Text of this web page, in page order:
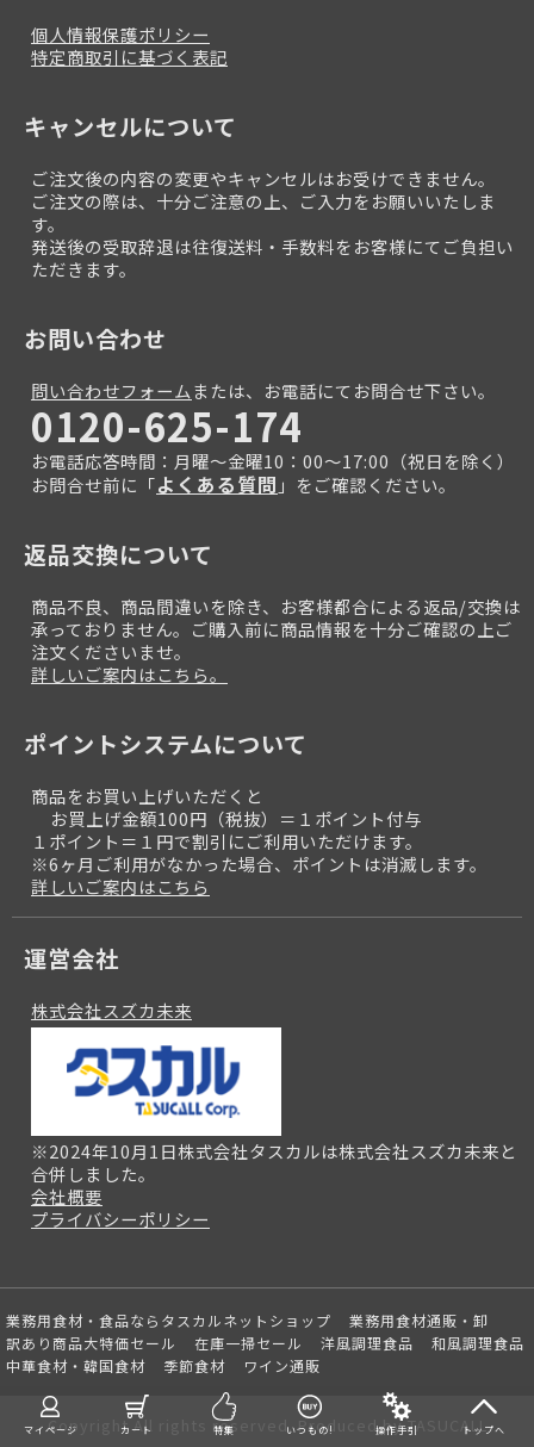
マイページ カート 特集 いつもの! 操作手引 トップへ
個人情報保護ポリシー
特定商取引に基づく表記
キャンセルについて
ご注文後の内容の変更やキャンセルはお受けできません。
ご注文の際は、十分ご注意の上、ご入力をお願いいたしま
す。
発送後の受取辞退は往復送料・手数料をお客様にてご負担い
ただきます。
お問い合わせ
問い合わせフォームまたは、お電話にてお問合せ下さい。
0120-625-174
お電話応答時間：月曜～金曜10：00～17:00（祝日を除く）
お問合せ前に「よくある質問 」をご確認ください。
返品交換について
商品不良、商品間違いを除き、お客様都合による返品/交換は
承っておりません。ご購入前に商品情報を十分ご確認の上ご
注文くださいませ。
詳しいご案内はこちら。
ポイントシステムについて
商品をお買い上げいただくと
お買上げ金額100円（税抜）＝１ポイント付与
１ポイント＝１円で割引にご利用いただけます。
※6ヶ月ご利用がなかった場合、ポイントは消滅します。
詳しいご案内はこちら
運営会社
株式会社スズカ未来
※2024年10月1日株式会社タスカルは株式会社スズカ未来と
合併しました。
会社概要
プライバシーポリシー
業務用食材・食品ならタスカルネットショップ
業務用食材通販・卸
訳あり商品大特価セール
在庫一掃セール 洋風調理食品
和風調理食品
中華食材・韓国食材
季節食材 ワイン通販
Copyright All rights reserved. Produced by TASUCALL